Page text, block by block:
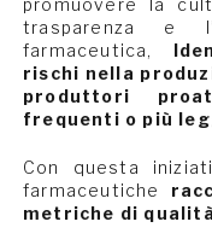
promuovere la
trasparenza e
farmaceutica,
rischi nella
produttori
frequenti o più
Con questa
farmaceutiche
metriche di qualità